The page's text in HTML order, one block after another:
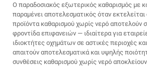
Ο παραδοσιακός εξωτερικός καθαρισμός με
παραμένει αποτελεσματικός όταν
προϊόντα καθαρισμού χωρίς νερό αποτελούν
φροντίδα επιφανειών — ιδιαίτερα για
ιδιοκτήτες οχημάτων σε αστικές περιοχές
απαιτούν αποτελεσματικά και υψηλής
συνθέσεις καθαρισμού χωρίς νερό